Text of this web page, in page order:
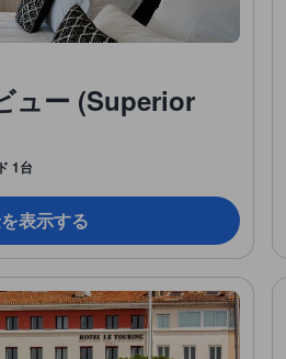
ュー (Superior
1台
表示する